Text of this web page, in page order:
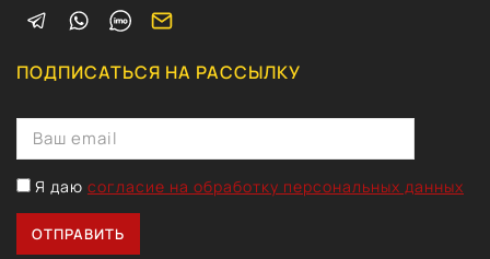
ПОДПИСАТЬСЯ НА РАССЫЛКУ
Я даю согласие на обработку персональных данных